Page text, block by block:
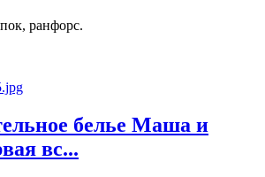
ранфорс.
белье Маша и
вс...